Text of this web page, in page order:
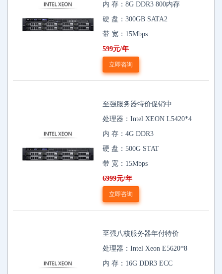
内 存：8G DDR3 800内存
硬 盘：300GB SATA2
带 宽：15Mbps
599元/年
立即咨询
至强服务器特价促销中
处理器：Intel XEON L5420*4
内 存：4G DDR3
硬 盘：500G STAT
带 宽：15Mbps
6999元/年
立即咨询
至强八核服务器年付特价
处理器：Intel Xeon E5620*8
内 存：16G DDR3 ECC